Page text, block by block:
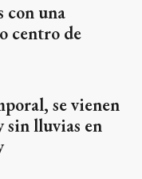
con una
centro de
se vienen
sin lluvias en